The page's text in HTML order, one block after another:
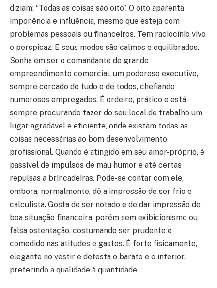
diziam: “Todas as coisas são oito”. O oito aparenta
imponência e influência, mesmo que esteja com
problemas pessoais ou financeiros. Tem raciocínio vivo
e perspicaz. E seus modos são calmos e equilibrados.
Sonha em ser o comandante de grande
empreendimento comercial, um poderoso executivo,
sempre cercado de tudo e de todos, chefiando
numerosos empregados. É ordeiro, prático e está
sempre procurando fazer do seu local de trabalho um
lugar agradável e eficiente, onde existam todas as
coisas necessárias ao bom desenvolvimento
profissional. Quando é atingido em seu amor-próprio, é
passível de impulsos de mau humor e até certas
repulsas a brincadeiras. Pode-se contar com ele,
embora, normalmente, dê a impressão de ser frio e
calculista. Gosta de ser notado e de dar impressão de
boa situação financeira, porém sem exibicionismo ou
falsa ostentação, costumando ser prudente e
comedido nas atitudes e gastos. É forte fisicamente,
elegante no vestir e detesta o barato e o inferior,
preferindo a qualidade à quantidade.